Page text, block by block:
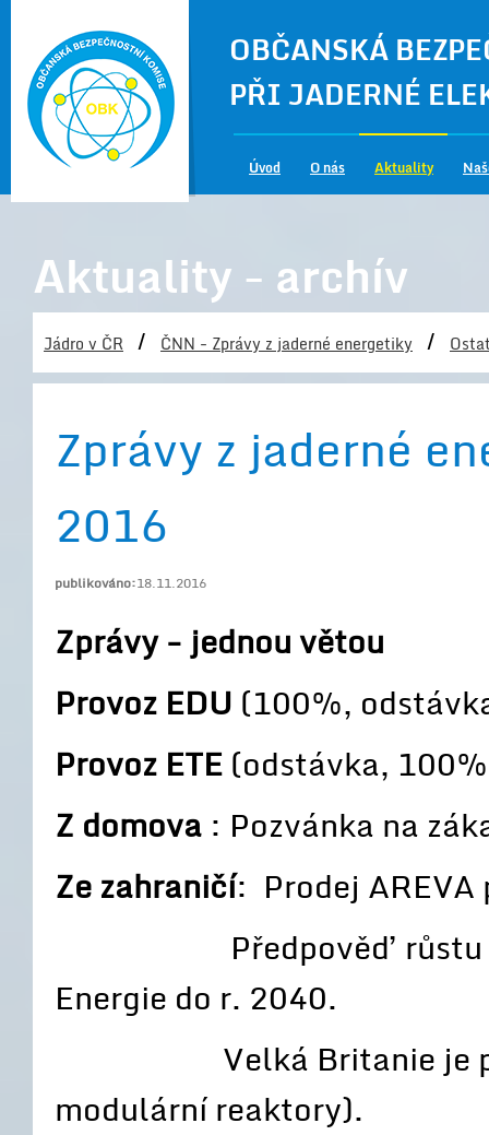
OBČANSKÁ
PŘI JADERNÉ
Úvod O nás Aktuality
Aktuality - archív
Jádro v ČR / ČNN - Zprávy z jaderné energetiky /
Zprávy z jaderné
2016
publikováno:18.11.2016
Zprávy - jednou větou
Provoz EDU (100%,
Provoz ETE(odstávka,
Z domova : Pozvánka na
Ze zahraničí: Prodej AREVA
Předpověď
Energie do r. 2040.
Velká Britanie je
modulární reaktory).